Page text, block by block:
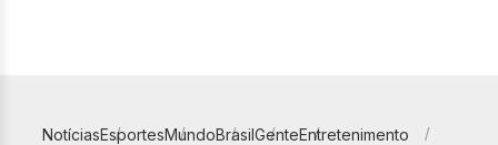
NotíciasEsportesMundoBrasilGenteEntretenimento